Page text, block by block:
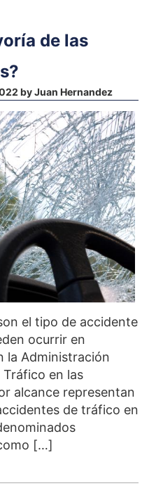
de las
byJuan Hernandez
el tipo de accidente
ocurrir en
la Administración
Tráfico en las
alcance representan
de tráfico en
[…]